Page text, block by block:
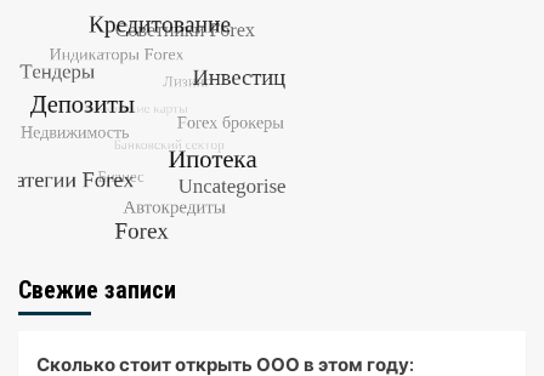
Свежие записи
Сколько стоит открыть ООО в этом году: